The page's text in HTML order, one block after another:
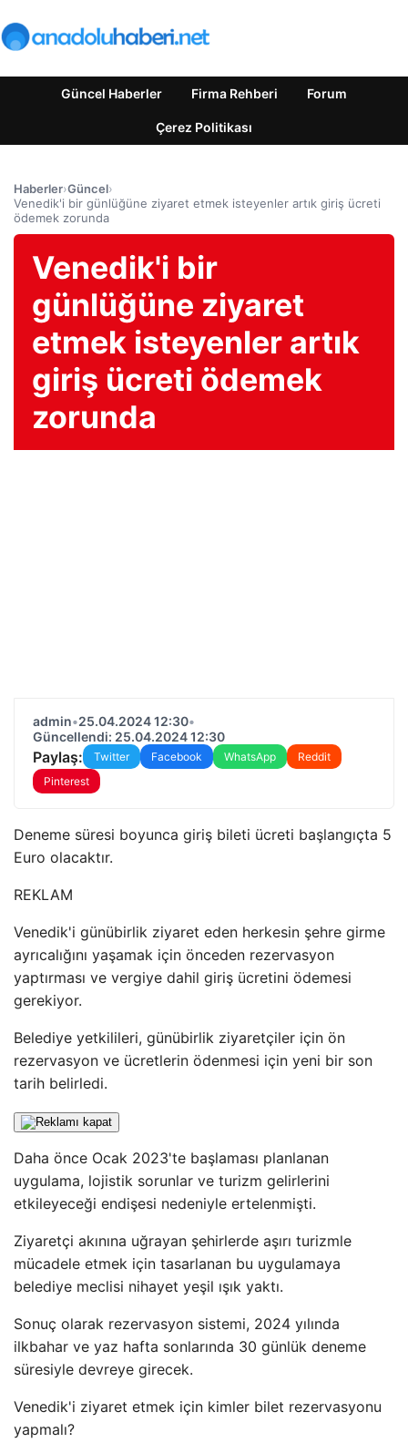
Güncel Haberler Firma Rehberi Forum
Çerez Politikası
Haberler›Güncel›
Venedik'i bir günlüğüne ziyaret etmek isteyenler artık giriş ücreti
ödemek zorunda
Venedik'i bir
günlüğüne ziyaret
etmek isteyenler artık
giriş ücreti ödemek
zorunda
admin•25.04.2024 12:30•
Güncellendi: 25.04.2024 12:30
Paylaş: Twitter Facebook WhatsApp
Reddit
Pinterest
Deneme süresi boyunca giriş bileti ücreti başlangıçta 5
Euro olacaktır.
REKLAM
Venedik'i günübirlik ziyaret eden herkesin şehre girme
ayrıcalığını yaşamak için önceden rezervasyon
yaptırması ve vergiye dahil giriş ücretini ödemesi
gerekiyor.
Belediye yetkilileri, günübirlik ziyaretçiler için ön
rezervasyon ve ücretlerin ödenmesi için yeni bir son
tarih belirledi.
Daha önce Ocak 2023'te başlaması planlanan
uygulama, lojistik sorunlar ve turizm gelirlerini
etkileyeceği endişesi nedeniyle ertelenmişti.
Ziyaretçi akınına uğrayan şehirlerde aşırı turizmle
mücadele etmek için tasarlanan bu uygulamaya
belediye meclisi nihayet yeşil ışık yaktı.
Sonuç olarak rezervasyon sistemi, 2024 yılında
ilkbahar ve yaz hafta sonlarında 30 günlük deneme
süresiyle devreye girecek.
Venedik'i ziyaret etmek için kimler bilet rezervasyonu
yapmalı?